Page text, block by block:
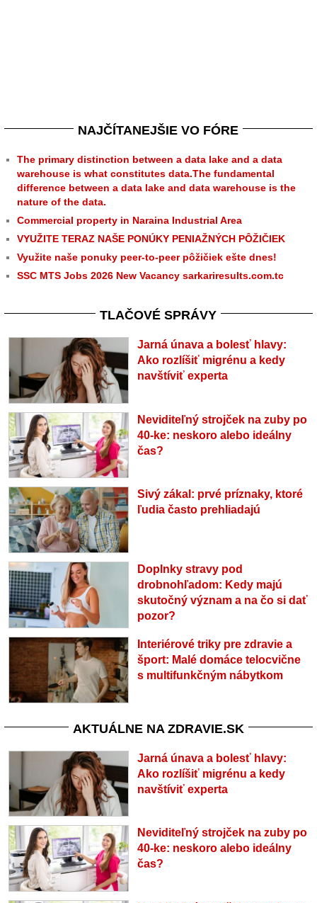
NAJČÍTANEJŠIE VO FÓRE
The primary distinction between a data lake and a data
warehouse is what constitutes data.The fundamental
difference between a data lake and data warehouse is the
nature of the data.
Commercial property in Naraina Industrial Area
VYUŽITE TERAZ NAŠE PONÚKY PENIAŽNÝCH PÔŽIČIEK
Využite naše ponuky peer-to-peer pôžičiek ešte dnes!
SSC MTS Jobs 2026 New Vacancy sarkariresults.com.tc
TLAČOVÉ SPRÁVY
Jarná únava a bolesť hlavy:
Ako rozlíšiť migrénu a kedy
navštíviť experta
Neviditeľný strojček na zuby po
40-ke: neskoro alebo ideálny
čas?
Sivý zákal: prvé príznaky, ktoré
ľudia často prehliadajú
Doplnky stravy pod
drobnohľadom: Kedy majú
skutočný význam a na čo si dať
pozor?
Interiérové triky pre zdravie a
šport: Malé domáce telocvične
s multifunkčným nábytkom
AKTUÁLNE NA ZDRAVIE.SK
Jarná únava a bolesť hlavy:
Ako rozlíšiť migrénu a kedy
navštíviť experta
Neviditeľný strojček na zuby po
40-ke: neskoro alebo ideálny
čas?